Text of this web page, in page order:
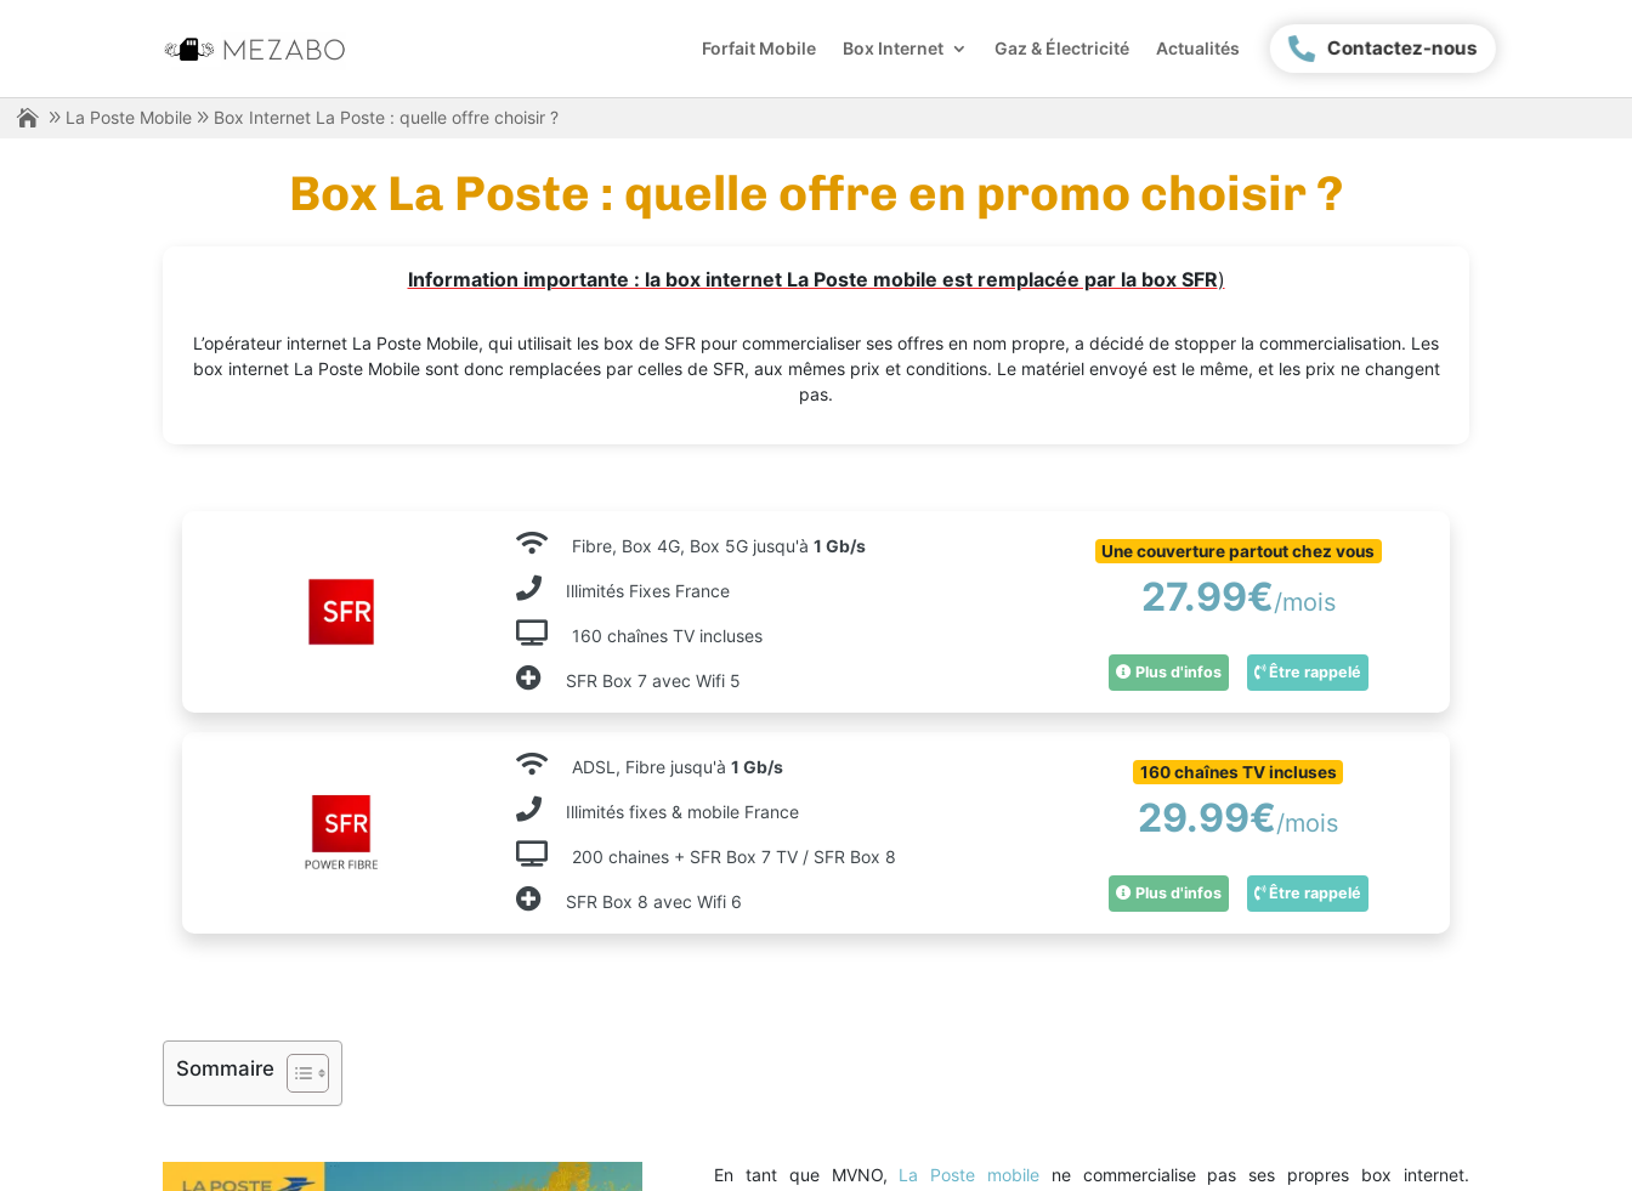
Forfait Mobile Box Internet Gaz & Électricité Actualités Contactez-nous
La Poste Mobile Box Internet La Poste : quelle offre choisir ?
Box La Poste : quelle offre en promo choisir ?
Information importante : la box internet La Poste mobile est remplacée par la box SFR)
L’opérateur internet La Poste Mobile, qui utilisait les box de SFR pour commercialiser ses offres en nom propre, a décidé de stopper la commercialisation. Les
box internet La Poste Mobile sont donc remplacées par celles de SFR, aux mêmes prix et conditions. Le matériel envoyé est le même, et les prix ne changent
pas.
Fibre, Box 4G, Box 5G jusqu'à1 Gb/s
Illimités Fixes France
160 chaînes TV incluses
SFR Box 7 avec Wifi 5
Une couverture partout chez vous
27.99€/mois
Plus d'infos Être rappelé
ADSL, Fibre jusqu'à1 Gb/s
Illimités fixes & mobile France
200 chaines + SFR Box 7 TV / SFR Box 8
SFR Box 8 avec Wifi 6
160 chaînes TV incluses
29.99€/mois
Plus d'infos Être rappelé
Sommaire
En tant que MVNO, La Poste mobilene commercialise pas ses propres box internet.